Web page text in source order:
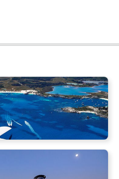
10/20/35分鐘 夢幻體驗 (羅特
PER09396
酒莊品酒和午餐 一日遊 (中文)